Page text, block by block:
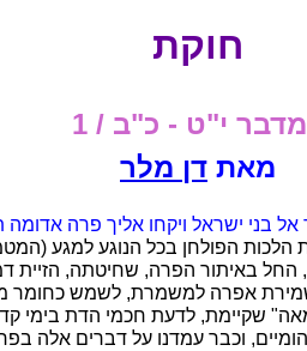
חוקת
י"ט - כ"ב / 1
מאת דן מלר
אל בני ישראל ויקחו אליך פרה
הלכות הפולחן בכל הנוגע למגע
החל באיתור הפרה, שחיטתה, הזיית
אפרה למשמרת, לשמש
שקיימת, לדעת חכמי הדת בימי
וכבר עמדנו על דברים אלה